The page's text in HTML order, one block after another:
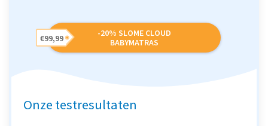
-20% SLOME CLOUD
BABYMATRAS
€99,99
Onze testresultaten